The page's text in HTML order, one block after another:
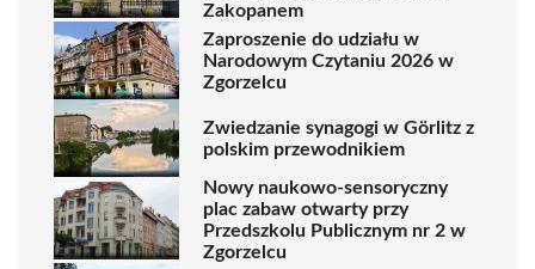
Zakopanem
Zaproszenie do udziału w
Narodowym Czytaniu 2026 w
Zgorzelcu
Zwiedzanie synagogi w Görlitz z
polskim przewodnikiem
Nowy naukowo-sensoryczny
plac zabaw otwarty przy
Przedszkolu Publicznym nr 2 w
Zgorzelcu